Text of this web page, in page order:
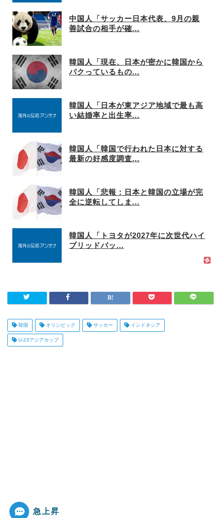
中国人「サッカー日本代表、9月の親
善試合の相手が確...
韓国人「現在、日本が密かに韓国から
パクっているもの...
韓国人「日本が東アジア地域で最も高
い結婚率と出生率...
韓国人「韓国で行われた日本に対する
最新の好感度調査...
韓国人「悲報：日本と韓国の立場が完
全に逆転してしま...
韓国人「トヨタが2027年に次世代ハイ
ブリッドバッ...
韓国 オリンピック サッカー インドネシア
U-23アジアカップ
急上昇